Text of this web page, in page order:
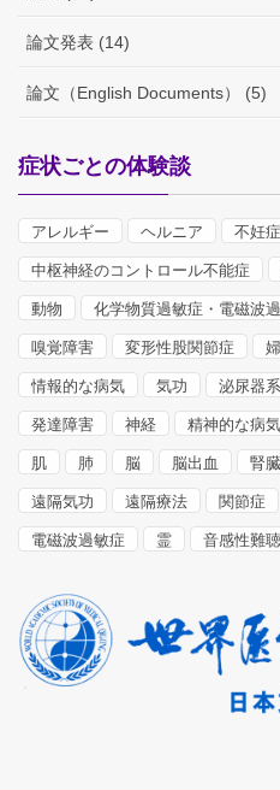
論文発表 (14)
論文（English Documents） (5)
症状ごとの体験談
アレルギー ヘルニア 不妊症
中枢神経のコントロール不能症
動物 化学物質過敏症・電磁波
嗅覚障害 変形性股関節症
情報的な病気 気功 泌尿器系
発達障害 神経 精神的な病気
肌 肺 脳 脳出血 腎臓
遠隔気功 遠隔療法 関節症
電磁波過敏症 霊 音感性難聴